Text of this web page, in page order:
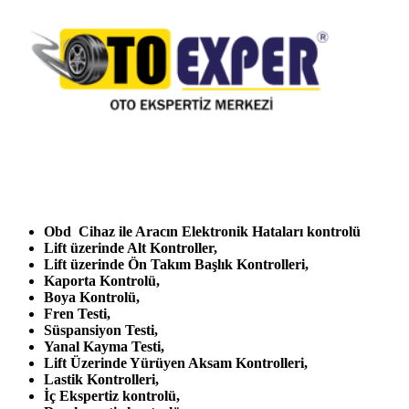
Obd Cihaz ile Aracın Elektronik Hataları kontrolü
Lift üzerinde Alt Kontroller,
Lift üzerinde Ön Takım Başlık Kontrolleri,
Kaporta Kontrolü,
Boya Kontrolü,
Fren Testi,
Süspansiyon Testi,
Yanal Kayma Testi,
Lift Üzerinde Yürüyen Aksam Kontrolleri,
Lastik Kontrolleri,
İç Ekspertiz kontrolü,